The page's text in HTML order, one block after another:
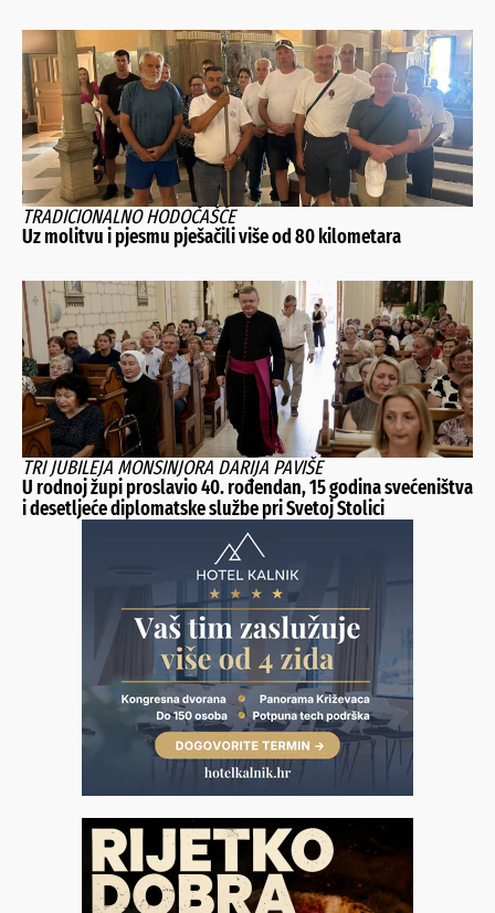
TRADICIONALNO HODOČAŠĆE
Uz molitvu i pjesmu pješačili više od 80 kilometara
TRI JUBILEJA MONSINJORA DARIJA PAVIŠE
U rodnoj župi proslavio 40. rođendan, 15 godina svećeništva
i desetljeće diplomatske službe pri Svetoj Stolici